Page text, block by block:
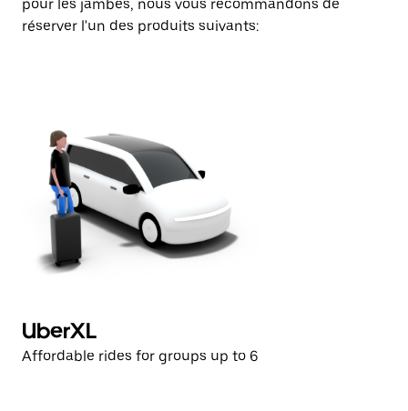
pour les jambes, nous vous recommandons de
réserver l'un des produits suivants:
UberXL
Affordable rides for groups up to 6